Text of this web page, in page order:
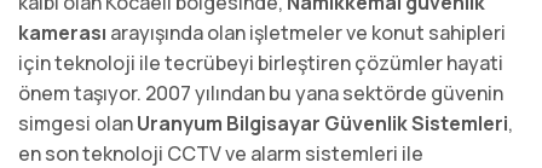
kamerası arayışında olan işletmeler ve konut sahipleri
için teknoloji ile tecrübeyi birleştiren çözümler hayati
önem taşıyor. 2007 yılından bu yana sektörde güvenin
simgesi olanUranyum Bilgisayar Güvenlik Sistemleri,
en son teknoloji CCTV ve alarm sistemleri ile